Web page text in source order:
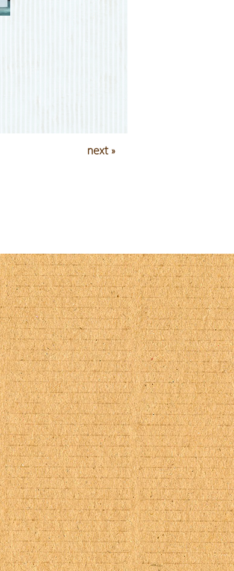
next »